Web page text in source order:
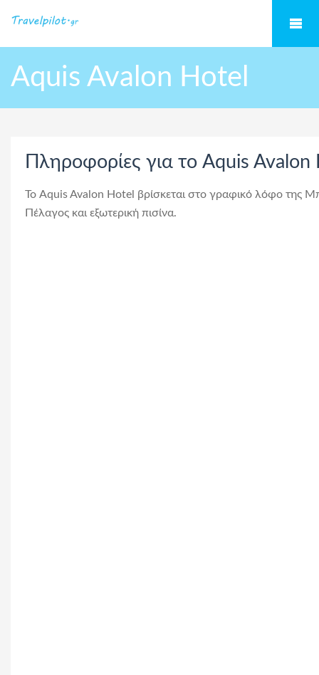
Aquis Avalon Hotel
Πληροφορίες για το Aquis
Το Aquis Avalon Hotel βρίσκεται στο γραφικό λόφο της
Πέλαγος και εξωτερική πισίνα.